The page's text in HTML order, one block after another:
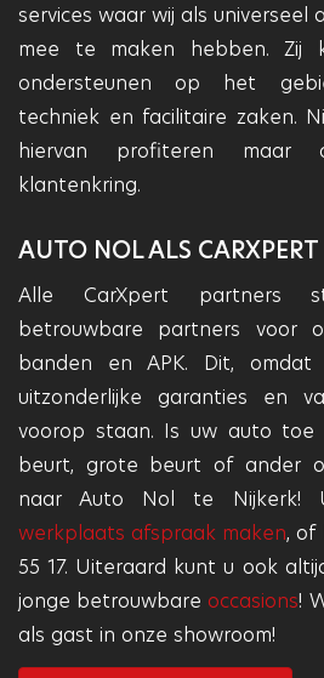
services waar wij als universeel
mee te maken hebben. Zij
ondersteunen op het
techniek en facilitaire zaken.
hiervan profiteren maar
klantenkring.
AUTO NOL ALS CARXPERT
Alle CarXpert partners
betrouwbare partners voor
banden en APK. Dit, omdat
uitzonderlijke garanties en
voorop staan. Is uw auto toe
beurt, grote beurt of ander
naar Auto Nol te Nijkerk!
werkplaats afspraak maken, of
55 17. Uiteraard kunt u ook
jonge betrouwbare occasions!
als gast in onze showroom!